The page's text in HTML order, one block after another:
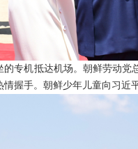
的专机抵达机场。朝鲜劳动
握手。朝鲜少年儿童向习近